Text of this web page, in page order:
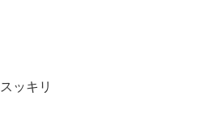
スッキリ